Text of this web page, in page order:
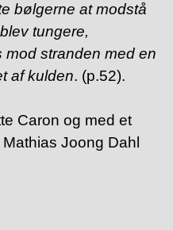
bølgerne at modstå
tungere,
stranden med en
af kulden. (p.52).
Caron og med et
Joong Dahl